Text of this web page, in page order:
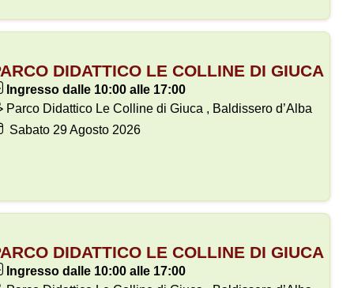
DIDATTICO LE COLLINE DI GIUCA
Ingresso dalle 10:00 alle 17:00
Parco Didattico Le Colline di Giuca , Baldissero d’Alba
Sabato 29Agosto 2026
DIDATTICO LE COLLINE DI GIUCA
Ingresso dalle 10:00 alle 17:00